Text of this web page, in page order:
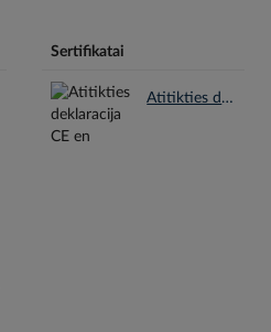
Sertifikatai
Atitikties deklaracija CE en.pdf